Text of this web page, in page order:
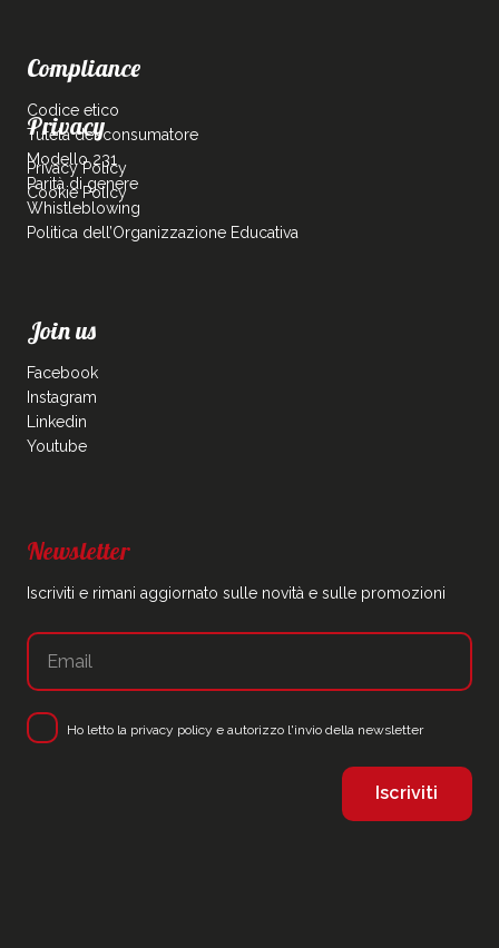
Compliance
Codice etico
Tutela del consumatore
Modello 231
Parità di genere
Whistleblowing
Politica dell’Organizzazione Educativa
Privacy
Privacy Policy
Cookie Policy
Join us
Facebook
Instagram
Linkedin
Youtube
Newsletter
Iscriviti e rimani aggiornato sulle novità e sulle promozioni
Ho letto la privacy policy e autorizzo l'invio della newsletter